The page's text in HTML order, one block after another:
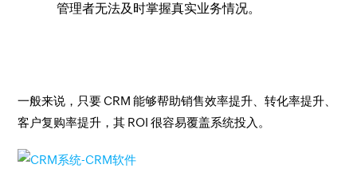
管理者无法及时掌握真实业务情况。
一般来说，只要 CRM 能够帮助销售效率提升、转化率提升、
客户复购率提升，其 ROI 很容易覆盖系统投入。